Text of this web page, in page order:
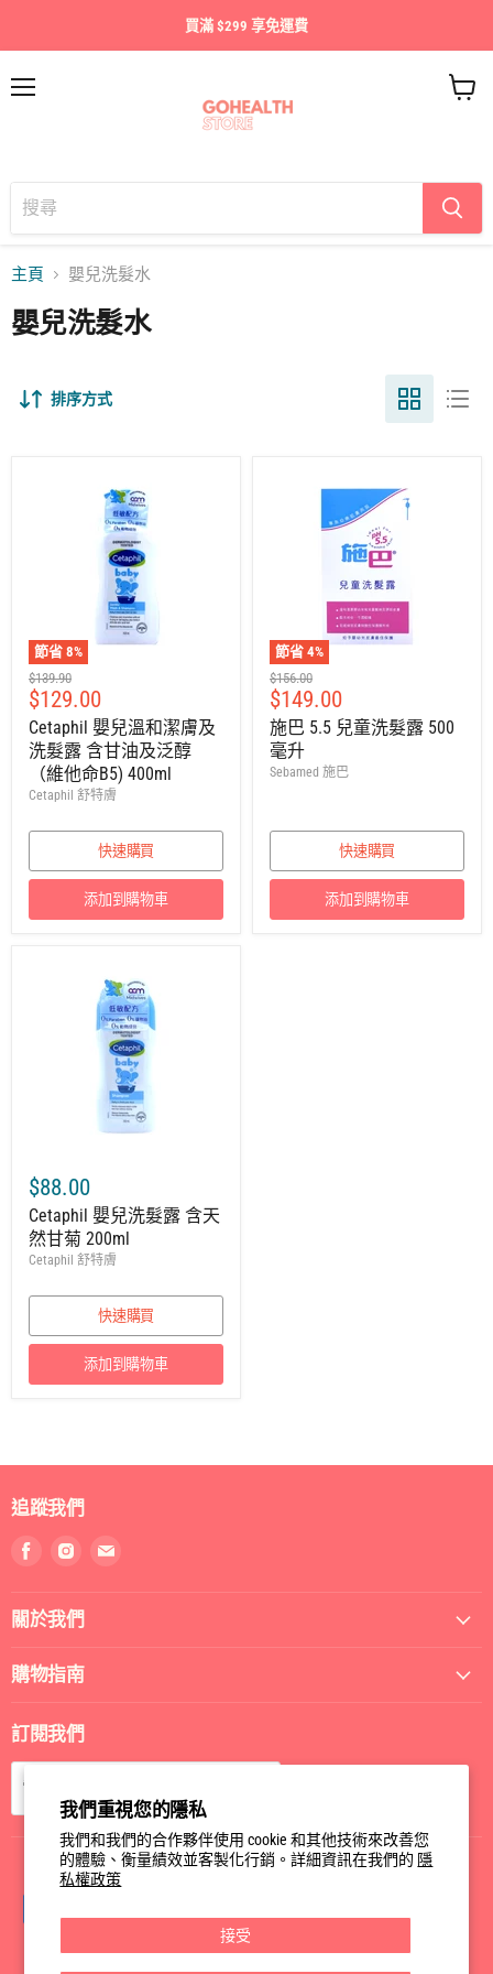
我們重視您的隱私
我們和我們的合作夥伴使用 cookie 和其他技術來改善您
的體驗、衡量績效並客製化行銷。詳細資訊在我們的 隱
私權政策
接受
買滿 $299 享免運費
車
主頁 嬰兒洗髮水
嬰兒洗髮水
排序方式
節省 8%
建
議
零
售
價
$139.90
售
價
$129.00
Cetaphil 嬰兒溫和潔膚及
洗髮露 含甘油及泛醇
（維他命B5) 400ml
Cetaphil 舒特膚
快速購買
添加到購物車
節省 4%
建
議
零
售
價
$156.00
售
價
$149.00
施巴 5.5 兒童洗髮露 500
毫升
Sebamed 施巴
快速購買
添加到購物車
$88.00
Cetaphil 嬰兒洗髮露 含天
然甘菊 200ml
Cetaphil 舒特膚
快速購買
添加到購物車
追蹤我們
們
們
關於我們
購物指南
訂閱我們
電郵